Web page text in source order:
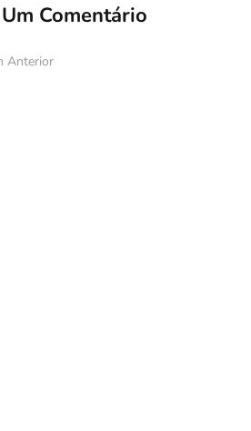
Comentário
Anterior